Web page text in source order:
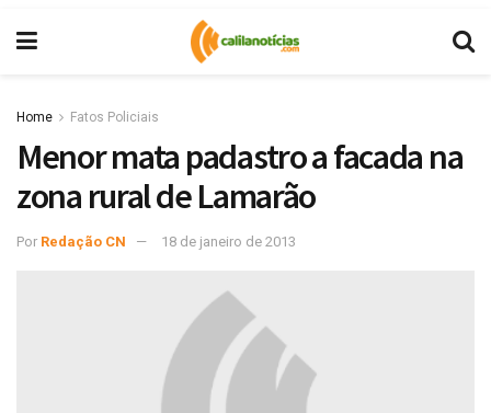
Home Fatos Policiais
Menor mata padastro a facada na
zona rural de Lamarão
Por Redação CN 18 de janeiro de 2013